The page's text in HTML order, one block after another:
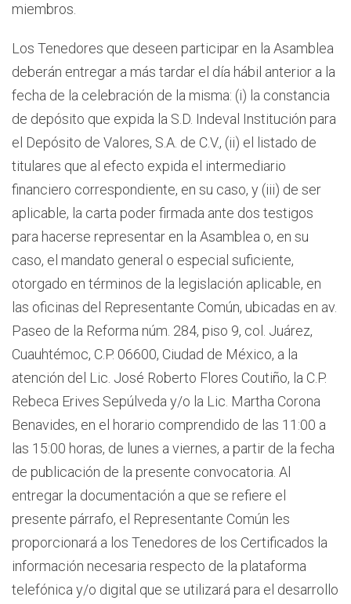
miembros.
Los Tenedores que deseen participar en la Asamblea
deberán entregar a más tardar el día hábil anterior a la
fecha de la celebración de la misma: (i) la constancia
de depósito que expida la S.D. Indeval Institución para
el Depósito de Valores, S.A. de C.V., (ii) el listado de
titulares que al efecto expida el intermediario
financiero correspondiente, en su caso, y (iii) de ser
aplicable, la carta poder firmada ante dos testigos
para hacerse representar en la Asamblea o, en su
caso, el mandato general o especial suficiente,
otorgado en términos de la legislación aplicable, en
las oficinas del Representante Común, ubicadas en av.
Paseo de la Reforma núm. 284, piso 9, col. Juárez,
Cuauhtémoc, C.P. 06600, Ciudad de México, a la
atención del Lic. José Roberto Flores Coutiño, la C.P.
Rebeca Erives Sepúlveda y/o la Lic. Martha Corona
Benavides, en el horario comprendido de las 11:00 a
las 15:00 horas, de lunes a viernes, a partir de la fecha
de publicación de la presente convocatoria. Al
entregar la documentación a que se refiere el
presente párrafo, el Representante Común les
proporcionará a los Tenedores de los Certificados la
información necesaria respecto de la plataforma
telefónica y/o digital que se utilizará para el desarrollo